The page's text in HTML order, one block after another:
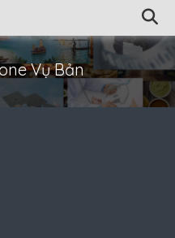
Vụ Bản